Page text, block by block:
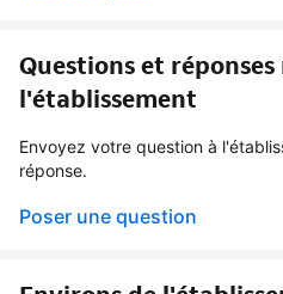
Questions et
l'établissement
Envoyez votre question à
réponse.
Poser une question